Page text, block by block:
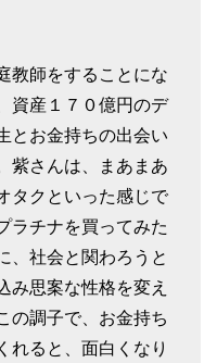
教師をすることにな
資産１７０億円のデ
とお金持ちの出会い
紫さんは、まあまあ
タクといった感じで
ラチナを買ってみた
、社会と関わろうと
み思案な性格を変え
の調子で、お金持ち
れると、面白くなり